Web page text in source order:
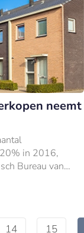
neemt
in 2016,
Bureau van
een lichte
14 15